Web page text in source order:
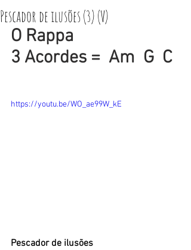
Pescador de ilusões (3) (V)
O Rappa
3 Acordes =  Am  G  C
https://youtu.be/WO_ae99W_kE
Pescador de ilusões